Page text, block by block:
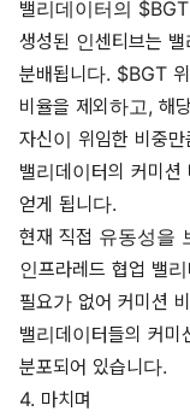
밸리데이터의 $BGT
생성된 인센티브는
분배됩니다. $BGT
비율을 제외하고, 해
자신이 위임한 비중
밸리데이터의 커미
얻게 됩니다.
현재 직접 유동성을
인프라레드 협업 밸
필요가 없어 커미션
밸리데이터들의 커
분포되어 있습니다.
4. 마치며